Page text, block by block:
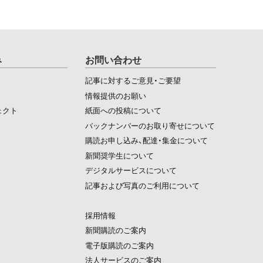
ト
お問い合わせ
記事に対するご意見・ご要望
情報提供のお願い
紙面への投稿について
バックナンバーのお取り寄せについて
購読お申し込み、配達・集金について
新聞奨学生について
デジタルサービスについて
記事および写真のご利用について
採用情報
新聞購読のご案内
電子版購読のご案内
法人サービスのご案内